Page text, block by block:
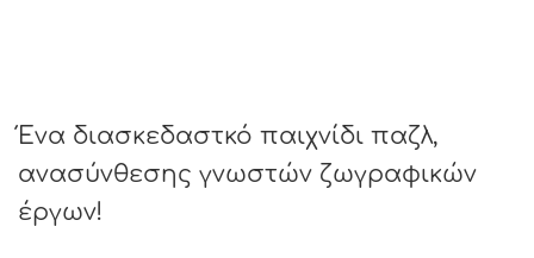
Ένα διασκεδαστκό παιχνίδι παζλ,
ανασύνθεσης γνωστών ζωγραφικών
έργων!